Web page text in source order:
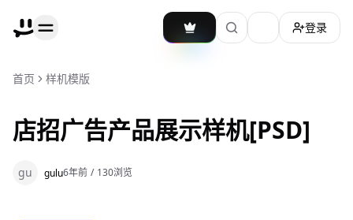
加载主题切换
登录
首页 样机模版
店招广告产品展示样机[PSD]
gu gulu6年前 / 130浏览